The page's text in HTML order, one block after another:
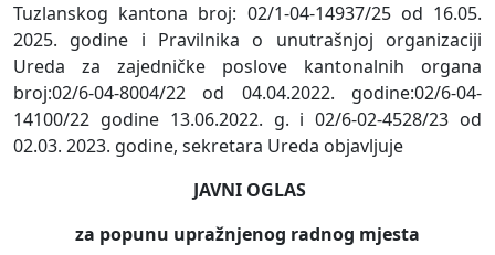
Tuzlanskog kantona broj: 02/1-04-14937/25 od 16.05.
2025. godine i Pravilnika o unutrašnjoj organizaciji
Ureda za zajedničke poslove kantonalnih organa
broj:02/6-04-8004/22 od 04.04.2022. godine:02/6-04-
14100/22 godine 13.06.2022. g. i 02/6-02-4528/23 od
02.03. 2023. godine, sekretara Ureda objavljuje
JAVNI OGLAS
za popunu upražnjenog radnog mjesta